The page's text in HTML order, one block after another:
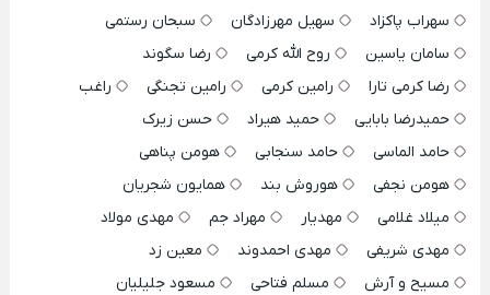
سهراب پاکزاد
سهیل مهرزادگان
سبحان رستمی
سامان یاسین
روح الله کرمی
رضا سگوند
رضا کرمی تارا
رامین کرمی رامین تجنگی
راغب
حمیدرضا بابایی
حمید هیراد
حسن زیرک
حامد الماسی
حامد سنجابی
هومن پناهی
هومن نجفی
هوروش بند
همایون شجریان
میلاد غلامی
مهدیار مهراد جم
مهدی مولاد
مهدی شریفی
مهدی احمدوند
معین زد
مسیح و آرش
مسلم فتاحی
مسعود جلیلیان